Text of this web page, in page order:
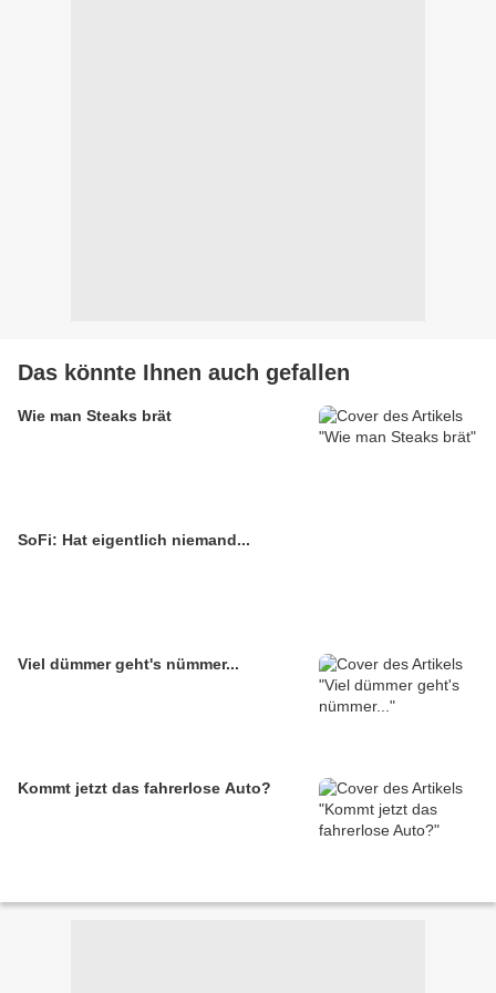
Das könnte Ihnen auch gefallen
Wie man Steaks brät
SoFi: Hat eigentlich niemand...
Viel dümmer geht's nümmer...
Kommt jetzt das fahrerlose Auto?